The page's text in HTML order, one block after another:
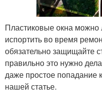
Пластиковые окна можно
испортить во время
обязательно защищайте
правильно это нужно
даже простое попадание
нашей статье.